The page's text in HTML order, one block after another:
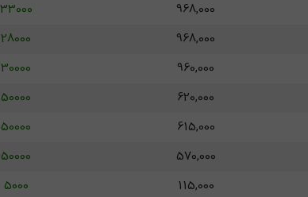
968,000
33000
968,000
28000
960,000
30000
620,000
50000
615,000
50000
570,000
50000
115,000
5000